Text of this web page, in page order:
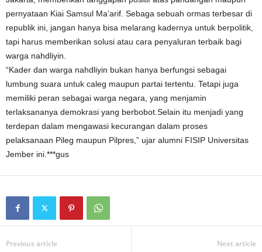
pernyataan Kiai Samsul Ma’arif. Sebaga sebuah ormas terbesar di
republik ini, jangan hanya bisa melarang kadernya untuk berpolitik,
tapi harus memberikan solusi atau cara penyaluran terbaik bagi
warga nahdliyin.
“Kader dan warga nahdliyin bukan hanya berfungsi sebagai
lumbung suara untuk caleg maupun partai tertentu. Tetapi juga
memiliki peran sebagai warga negara, yang menjamin
terlaksananya demokrasi yang berbobot.Selain itu menjadi yang
terdepan dalam mengawasi kecurangan dalam proses
pelaksanaan Pileg maupun Pilpres,” ujar alumni FISIP Universitas
Jember ini.***gus
Previous article Next article